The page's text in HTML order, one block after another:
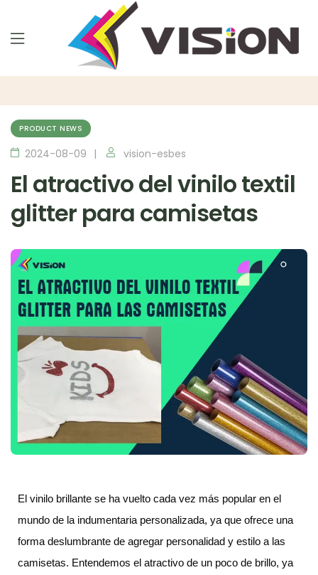
PRODUCT NEWS
2024-08-09 vision-esbes
El atractivo del vinilo textil
glitter para camisetas
El vinilo brillante se ha vuelto cada vez más popular en el
mundo de la indumentaria personalizada, ya que ofrece una
forma deslumbrante de agregar personalidad y estilo a las
camisetas. Entendemos el atractivo de un poco de brillo, ya